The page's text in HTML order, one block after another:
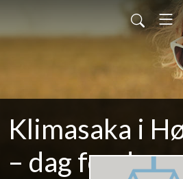
Klimasaka i
– dag for dag